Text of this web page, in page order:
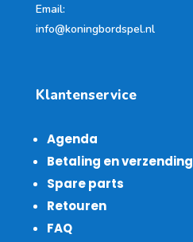
Email:
info@koningbordspel.nl
Klantenservice
Agenda
Betaling en verzending
Spare parts
Retouren
FAQ